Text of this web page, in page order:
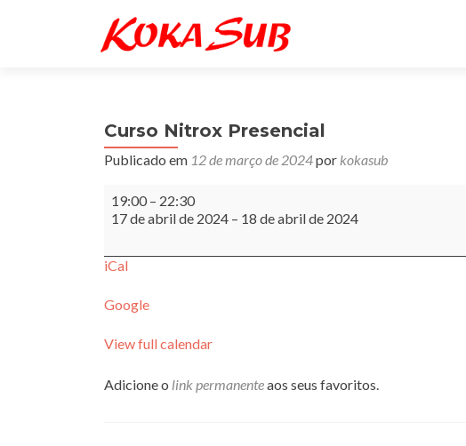
Curso Nitrox Presencial
Publicado em 12 de março de 2024por kokasub
Curso
Nitrox
Presencial
19:00 – 22:30
17 de abril de 2024 – 18 de abril de 2024
iCal
Google
View full calendar
Adicione o link permanenteaos seus favoritos.